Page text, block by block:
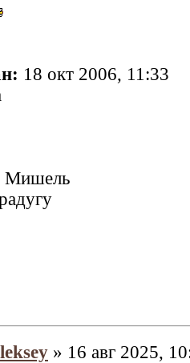
18 окт 2006, 11:33
Мишель
» 16 авг 2025,